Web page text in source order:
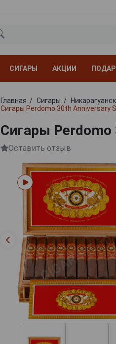
СИГАРЫ АКЦИИ
Главная Сигары
Сигары Perdomo 30th Anniversary
Сигары Perdomo
Оставить отзыв